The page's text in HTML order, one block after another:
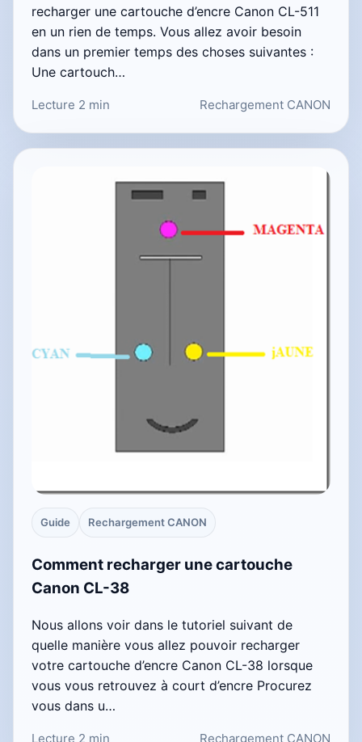
recharger une cartouche d’encre Canon CL-511
en un rien de temps. Vous allez avoir besoin
dans un premier temps des choses suivantes :
Une cartouch…
Lecture 2 min Rechargement CANON
Guide Rechargement CANON
Comment recharger une cartouche
Canon CL-38
Nous allons voir dans le tutoriel suivant de
quelle manière vous allez pouvoir recharger
votre cartouche d’encre Canon CL-38 lorsque
vous vous retrouvez à court d’encre Procurez
vous dans u…
Lecture 2 min Rechargement CANON